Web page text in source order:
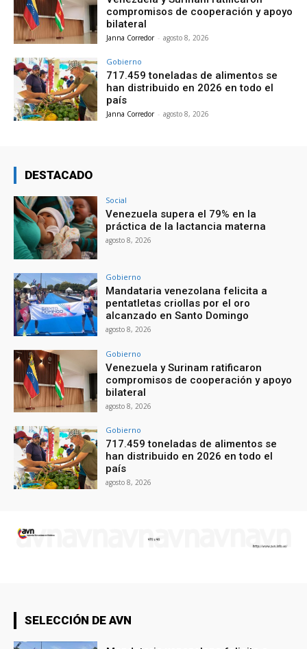
compromisos de cooperación y apoyo
bilateral
Janna Corredor - agosto 8, 2026
Gobierno
717.459 toneladas de alimentos se
han distribuido en 2026 en todo el
país
Janna Corredor - agosto 8, 2026
DESTACADO
Social
Venezuela supera el 79% en la
práctica de la lactancia materna
agosto 8, 2026
Gobierno
Mandataria venezolana felicita a
pentatletas criollas por el oro
alcanzado en Santo Domingo
agosto 8, 2026
Gobierno
Venezuela y Surinam ratificaron
compromisos de cooperación y apoyo
bilateral
agosto 8, 2026
Gobierno
717.459 toneladas de alimentos se
han distribuido en 2026 en todo el
país
agosto 8, 2026
SELECCIÓN DE AVN